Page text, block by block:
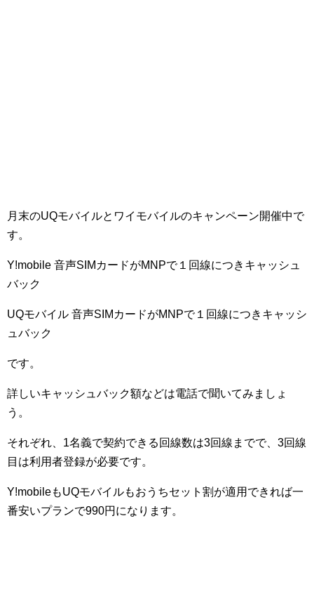
月末のUQモバイルとワイモバイルのキャンペーン開催中で
す。
Y!mobile 音声SIMカードがMNPで１回線につきキャッシュ
バック
UQモバイル 音声SIMカードがMNPで１回線につきキャッシ
ュバック
です。
詳しいキャッシュバック額などは電話で聞いてみましょ
う。
それぞれ、1名義で契約できる回線数は3回線までで、3回線
目は利用者登録が必要です。
Y!mobileもUQモバイルもおうちセット割が適用できれば一
番安いプランで990円になります。